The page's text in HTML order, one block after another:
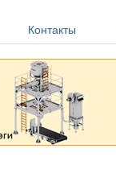
Контакты